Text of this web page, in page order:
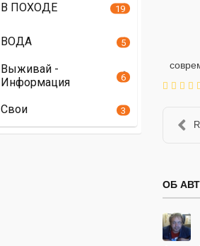
ОБ
В ПОХОДЕ 19
ВОДА 5
Выживай -
Информация
6
Свои 3